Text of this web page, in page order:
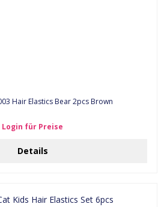
Hair Elastics Bear 2pcs Brown
Login für Preise
Details